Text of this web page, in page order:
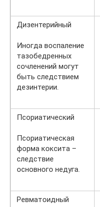
Дизентерийный
Иногда воспаление
тазобедренных
сочленений могут
быть следствием
дезинтерии.
Псориатический
Псориатическая
форма коксита –
следствие
основного недуга.
Ревматоидный